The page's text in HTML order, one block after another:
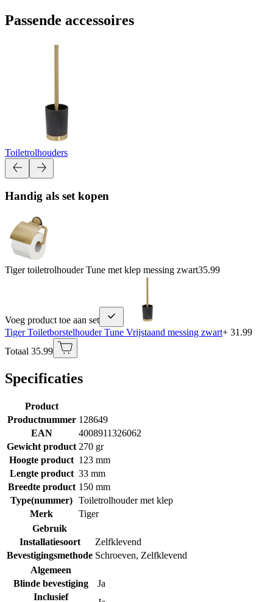
Passende accessoires
Toiletrolhouders
Handig als set kopen
Tiger toiletrolhouder Tune met klep messing zwart35.99
Voeg product toe aan set
Tiger Toiletborstelhouder Tune Vrijstaand messing zwart+ 31.99
Totaal 35.99
Specificaties
Product
Productnummer 128649
EAN
4008911326062
Gewicht product 270 gr
Hoogte product 123 mm
Lengte product 33 mm
Breedte product 150 mm
Type(nummer) Toiletrolhouder met klep
Merk
Tiger
Gebruik
Installatiesoort
Zelfklevend
Bevestigingsmethode Schroeven, Zelfklevend
Algemeen
Blinde bevestiging
Ja
Inclusief